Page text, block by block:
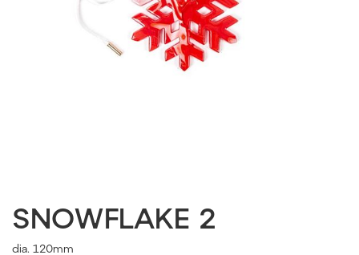
SNOWFLAKE 2
dia. 120mm